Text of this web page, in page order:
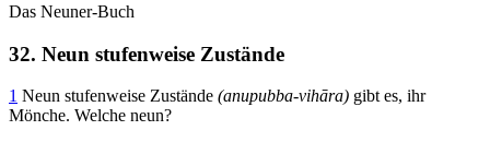
Das Neuner-Buch
32. Neun stufenweise Zustände
1 Neun stufenweise Zustände (anupubba-vihāra) gibt es, ihr
Mönche. Welche neun?